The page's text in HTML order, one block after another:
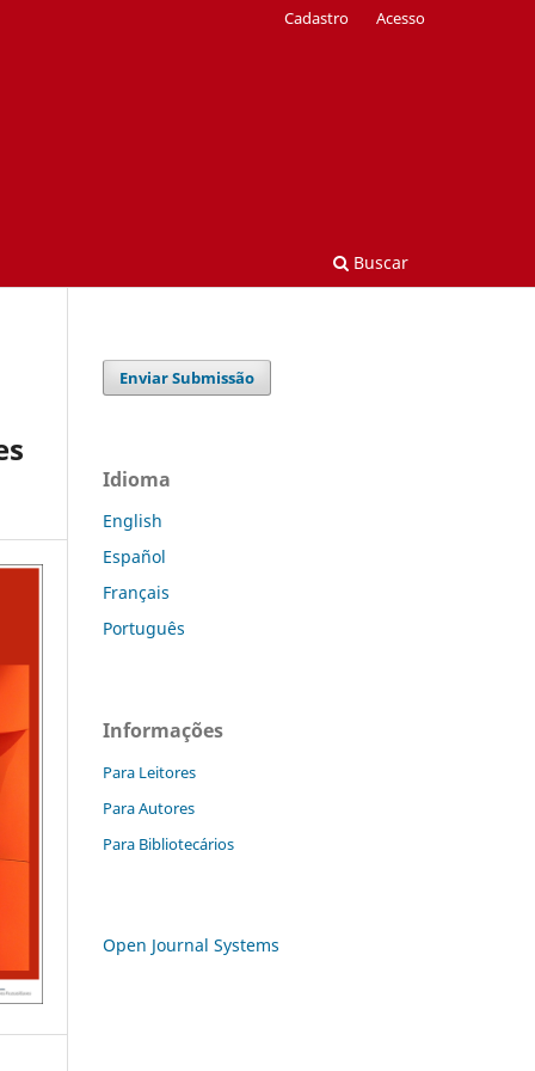
Buscar
Cadastro Acesso
Enviar Submissão
Idioma
English
Español
Français
Português
Informações
Para Leitores
Para Autores
Para Bibliotecários
Open Journal Systems